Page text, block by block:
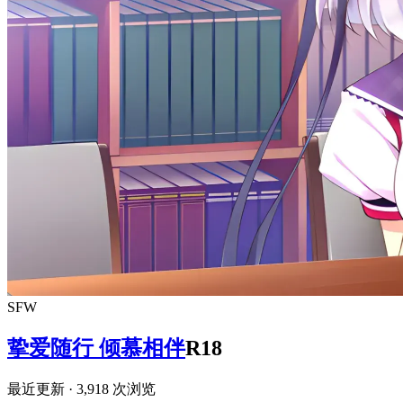
SFW
挚爱随行 倾慕相伴R18
最近更新 · 3,918 次浏览